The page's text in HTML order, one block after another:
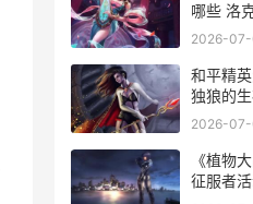
哪些 洛
季传说
2026-
和平精英
独狼的
标题，
2026-
《植物
征服者